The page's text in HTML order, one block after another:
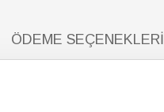
ÖDEME SEÇENEKLERI